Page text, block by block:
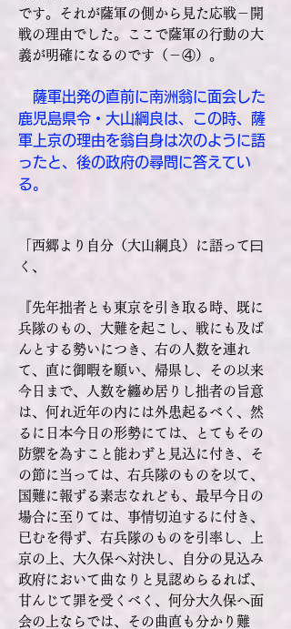
です。それが薩軍の側から見た応戦－開
戦の理由でした。ここで薩軍の行動の大
義が明確になるのです（－④）。
薩軍出発の直前に南洲翁に面会した
鹿児島県令・大山綱良は、この時、薩
軍上京の理由を翁自身は次のように語
ったと、後の政府の尋問に答えてい
る。
「西郷より自分（大山綱良）に語って曰
く、
『先年拙者とも東京を引き取る時、既に
兵隊のもの、大難を起こし、戦にも及ば
んとする 勢いにつき、右の人数を連れ
て、直に御暇を願い、帰県し、その以来
今日まで、人数を纏め居りし拙者の旨意
は、何れ近年の内には外患起るべく、然
るに日本今日の形勢にては、とてもその
防禦を為すこと能わずと見込に付き、そ
の節に当っては、右兵隊のものを以て、
国難に報ずる素志なれども、最早今日の
場合に至りては、事情切迫するに付き、
已むを得ず、右兵隊のものを引率し、上
京の上、大久保へ対決し、自分の見込み
政府において曲なりと見認めらるれば、
甘んじて罪を受くべく、何分大久保へ面
会の上ならでは、その曲直も分かり難